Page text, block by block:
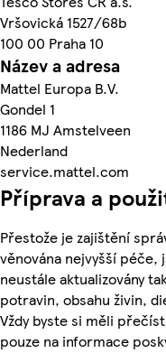
Vršovická 1527/68b
100 00 Praha 10
Název a adresa
Mattel Europa B.V.
Gondel 1
1186 MJ Amstelveen
Nederland
service.mattel.com
Příprava a
Přestože je zajištění
věnována nejvyšší
neustále aktualizovány
potravin, obsahu živin,
Vždy byste si měli
pouze na informace